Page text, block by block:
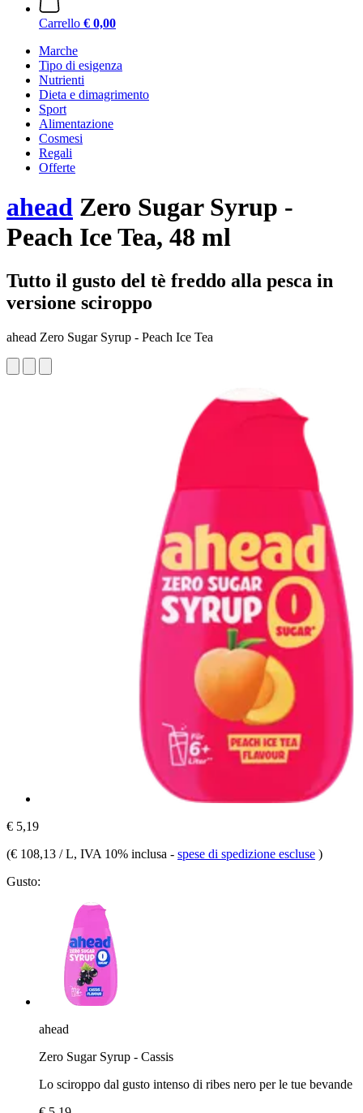
Carrello € 0,00
Marche
Tipo di esigenza
Nutrienti
Dieta e dimagrimento
Sport
Alimentazione
Cosmesi
Regali
Offerte
ahead Zero Sugar Syrup -
Peach Ice Tea, 48 ml
Tutto il gusto del tè freddo alla pesca in
versione sciroppo
ahead Zero Sugar Syrup - Peach Ice Tea
€ 5,19
(€ 108,13 / L, IVA 10% inclusa - spese di spedizione escluse )
Gusto:
ahead
Zero Sugar Syrup - Cassis
Lo sciroppo dal gusto intenso di ribes nero per le tue bevande